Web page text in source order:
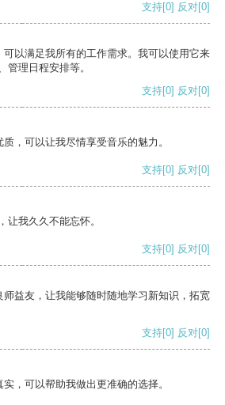
支持[0] 反对[0]
以满足我所有的工作需求。我可以使用它来
管理日程安排等。
支持[0] 反对[0]
，可以让我尽情享受音乐的魅力。
支持[0] 反对[0]
让我久久不能忘怀。
支持[0] 反对[0]
益友，让我能够随时随地学习新知识，拓宽
支持[0] 反对[0]
，可以帮助我做出更准确的选择。